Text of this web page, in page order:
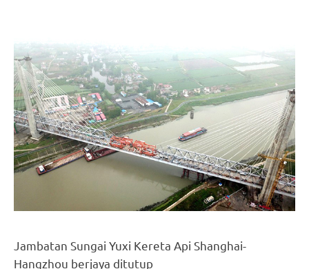
Jambatan Sungai Yuxi Kereta Api Shanghai-
Hangzhou berjaya ditutup